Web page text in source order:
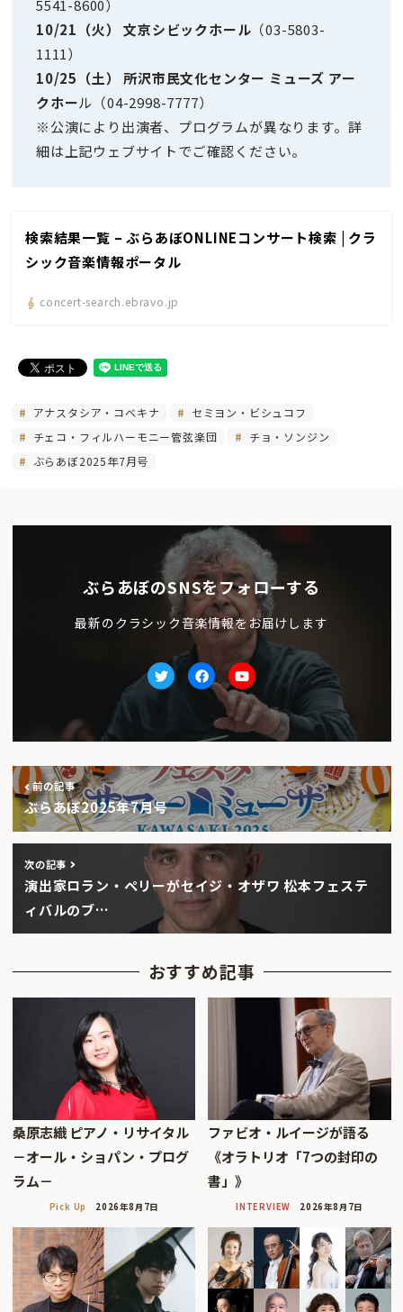
5541-8600）
10/21（火） 文京シビックホール （03-5803-
1111）
10/25（土） 所沢市民文化センター ミューズ アー
クホール（04-2998-7777）
※公演により出演者、プログラムが異なります。詳
細は上記ウェブサイトでご確認ください。
検索結果一覧 – ぶらあぼONLINEコンサート検索 | クラ
シック音楽情報ポータル
concert-search.ebravo.jp
アナスタシア・コベキナ
セミヨン・ビシュコフ
チェコ・フィルハーモニー管弦楽団
チョ・ソンジン
ぶらあぼ2025年7月号
ぶらあぼのSNSをフォローする
最新のクラシック音楽情報をお届けします
TwitterfacebookYoutube
前の記事
ぶらあぼ2025年7月号
次の記事
演出家ロラン・ペリーがセイジ・オザワ 松本フェステ
ィバルのブ…
おすすめ記事
桑原志織 ピアノ・リサイタル
－オール・ショパン・プログ
ラム－
Pick Up 2026年8月7日
ファビオ・ルイージが語る
《オラトリオ「7つの封印の
書」》
INTERVIEW 2026年8月7日